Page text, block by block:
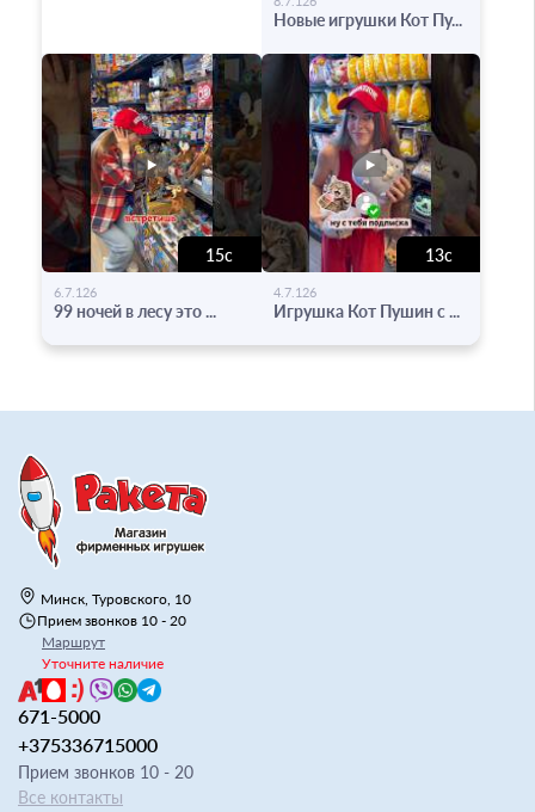
Новые игрушки Кот Пу...
15с
6.7.126
99 ночей в лесу это ...
13с
4.7.126
Игрушка Кот Пушин с ...
Минск, Туровского, 10
Прием звонков 10 - 20
Маршрут
Уточните наличие
671-5000
+375336715000
Прием звонков 10 - 20
Все контакты